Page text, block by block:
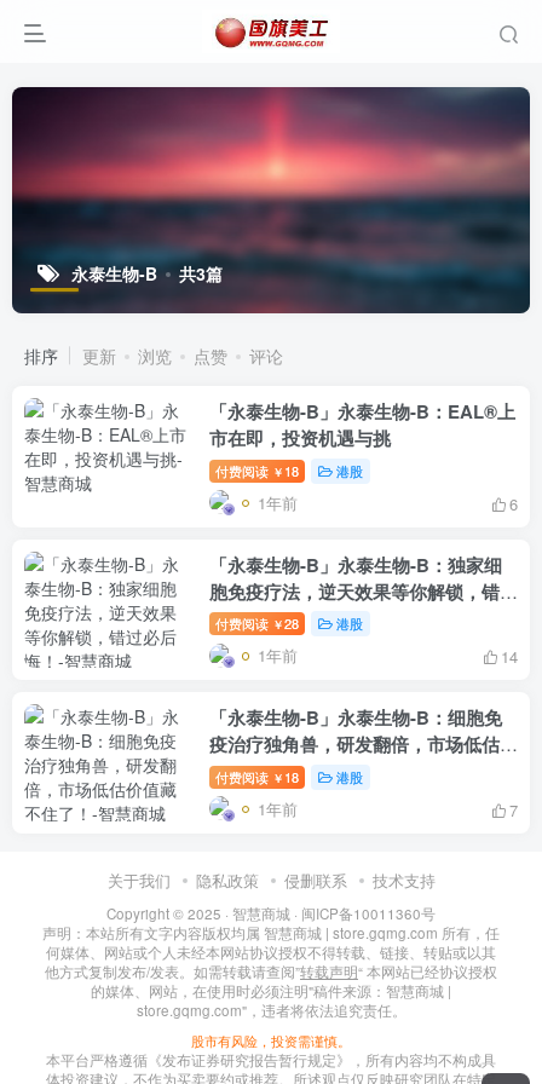
永泰生物-B 共3篇
排序 更新 浏览 点赞 评论
「永泰生物-B」永泰生物-B：EAL®上
市在即，投资机遇与挑
付费阅读 ￥ 18 港股
1年前 6
「永泰生物-B」永泰生物-B：独家细
胞免疫疗法，逆天效果等你解锁，错过
必后悔！
付费阅读 ￥28 港股
1年前 14
「永泰生物-B」永泰生物-B：细胞免
疫治疗独角兽，研发翻倍，市场低估价
值藏不住了！
付费阅读 ￥ 18 港股
1年前 7
关于我们 隐私政策 侵删联系 技术支持
Copyright © 2025 · 智慧商城 · 闽ICP备10011360号
声明：本站所有文字内容版权均属 智慧商城 | store.gqmg.com 所有，任
何媒体、网站或个人未经本网站协议授权不得转载、链接、转贴或以其
他方式复制发布/发表。如需转载请查阅”转载声明“ 本网站已经协议授权
的媒体、网站，在使用时必须注明"稿件来源：智慧商城 |
store.gqmg.com"，违者将依法追究责任。
股市有风险，投资需谨慎。
本平台严格遵循《发布证券研究报告暂行规定》，所有内容均不构成具
体投资建议，不作为买卖要约或推荐。所述观点仅反映研究团队在特定